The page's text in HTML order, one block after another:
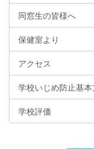
同窓生の皆様へ
保健室より
アクセス
学校いじめ防止基
学校評価